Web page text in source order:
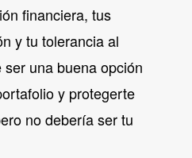
financiera, tus
y tu tolerancia al
una buena opción
y protegerte
no debería ser tu